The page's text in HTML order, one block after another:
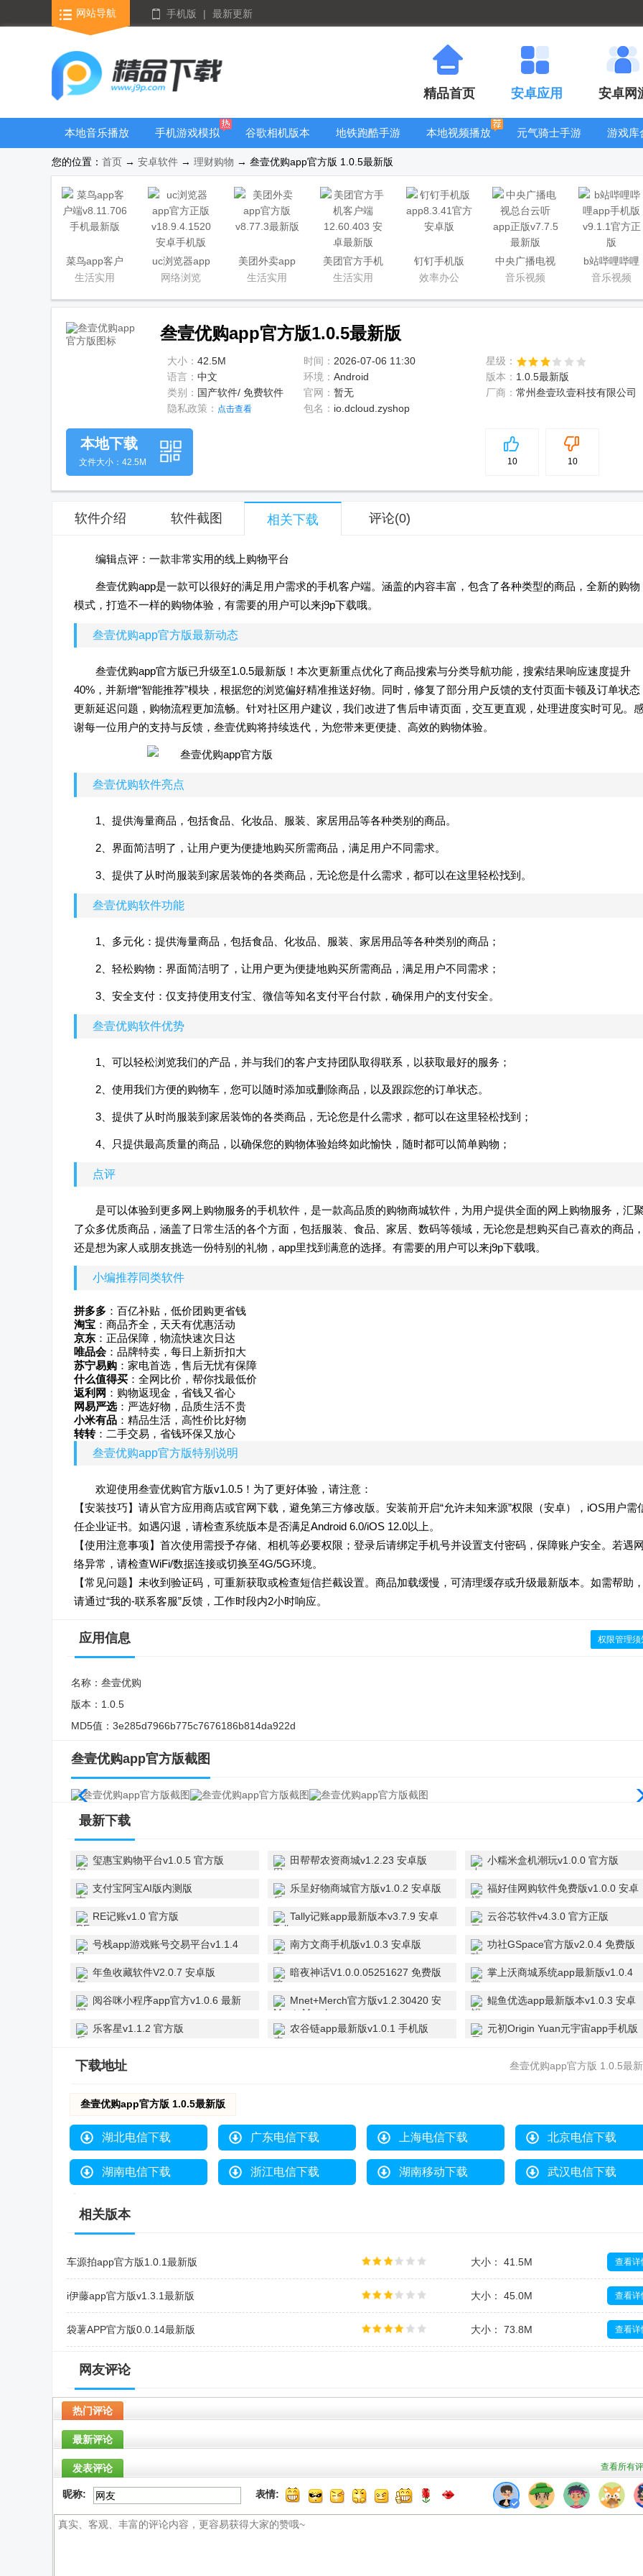
网站导航 手机版 | 最新更新
精品首页 安卓应用 安卓网
本地音乐播放
手机游戏模拟
器安卓版合集
谷歌相机版本
大全
地铁跑酷手游
大全
本地视频播放
元气骑士手游
游戏库
您的位置： 首页 → 安卓软件 → 理财购物 → 叁壹优购app官方版 1.0.5最新版
菜鸟app客户
端
生活实用
uc浏览器app
官方正版
网络浏览
美团外卖app
官方版
生活实用
美团官方手机
客户端
生活实用
钉钉手机版
app
效率办公
中央广播电视
总台云听app
音乐视频
b站哔哩哔哩
app手机版
音乐视频
叁壹优购app官方版1.0.5最新版
大小： 42.5M 时间： 2026-07-06 11:30
星级：
语言： 中文 环境： Android 版本： 1.0.5最新版
类别： 国产软件/ 免费软件 官网： 暂无 厂商： 常州叁壹玖壹科技有限公司
隐私政策： 点击查看 包名： io.dcloud.zyshop
5
10 10
本地下载
文件大小：42.5M
软件介绍 软件截图 相关下载 评论(0)
编辑点评：一款非常实用的线上购物平台
叁壹优购app是一款可以很好的满足用户需求的手机客户端。涵盖的内容丰富，包含了各种类型的商品，全新的购物
模式，打造不一样的购物体验，有需要的用户可以来j9p下载哦。
叁壹优购app官方版最新动态
叁壹优购app官方版已升级至1.0.5最新版！本次更新重点优化了商品搜索与分类导航功能，搜索结果响应速度提升
40%，并新增“智能推荐”模块，根据您的浏览偏好精准推送好物。同时，修复了部分用户反馈的支付页面卡顿及订单状态
更新延迟问题，购物流程更加流畅。针对社区用户建议，我们改进了售后申请页面，交互更直观，处理进度实时可见。
谢每一位用户的支持与反馈，叁壹优购将持续迭代，为您带来更便捷、高效的购物体验。
叁壹优购软件亮点
1、提供海量商品，包括食品、化妆品、服装、家居用品等各种类别的商品。
2、界面简洁明了，让用户更为便捷地购买所需商品，满足用户不同需求。
3、提供了从时尚服装到家居装饰的各类商品，无论您是什么需求，都可以在这里轻松找到。
叁壹优购软件功能
1、多元化：提供海量商品，包括食品、化妆品、服装、家居用品等各种类别的商品；
2、轻松购物：界面简洁明了，让用户更为便捷地购买所需商品，满足用户不同需求；
3、安全支付：仅支持使用支付宝、微信等知名支付平台付款，确保用户的支付安全。
叁壹优购软件优势
1、可以轻松浏览我们的产品，并与我们的客户支持团队取得联系，以获取最好的服务；
2、使用我们方便的购物车，您可以随时添加或删除商品，以及跟踪您的订单状态。
3、提供了从时尚服装到家居装饰的各类商品，无论您是什么需求，都可以在这里轻松找到；
4、只提供最高质量的商品，以确保您的购物体验始终如此愉快，随时都可以简单购物；
点评
是可以体验到更多网上购物服务的手机软件，是一款高品质的购物商城软件，为用户提供全面的网上购物服务，汇
了众多优质商品，涵盖了日常生活的各个方面，包括服装、食品、家居、数码等领域，无论您是想购买自己喜欢的商品
还是想为家人或朋友挑选一份特别的礼物，app里找到满意的选择。有需要的用户可以来j9p下载哦。
小编推荐同类软件
拼多多 ：百亿补贴，低价团购更省钱
淘宝 ：商品齐全，天天有优惠活动
京东 ：正品保障，物流快速次日达
唯品会：品牌特卖，每日上新折扣大
苏宁易购 ：家电首选，售后无忧有保障
什么值得买 ：全网比价，帮你找最低价
返利网 ：购物返现金，省钱又省心
网易严选：严选好物，品质生活不贵
小米有品 ：精品生活，高性价比好物
转转：二手交易，省钱环保又放心
叁壹优购app官方版特别说明
欢迎使用叁壹优购官方版v1.0.5！为了更好体验，请注意：
【安装技巧】请从官方应用商店或官网下载，避免第三方修改版。安装前开启“允许未知来源”权限（安卓），iOS用户需
任企业证书。如遇闪退，请检查系统版本是否满足Android 6.0/iOS 12.0以上。
【使用注意事项】首次使用需授予存储、相机等必要权限；登录后请绑定手机号并设置支付密码，保障账户安全。若遇
络异常，请检查WiFi/数据连接或切换至4G/5G环境。
【常见问题】未收到验证码，可重新获取或检查短信拦截设置。商品加载缓慢，可清理缓存或升级最新版本。如需帮助
请通过“我的-联系客服”反馈，工作时段内2小时响应。
应用信息 权限管理须
名称： 叁壹优购
版本： 1.0.5
MD5值： 3e285d7966b775c7676186b814da922d
叁壹优购app官方版截图
最新下载
玺惠宝购物平台v1.0.5 官方版 田帮帮农资商城v1.2.23 安卓版 小糯米盒机潮玩v1.0.0 官方版
支付宝阿宝AI版内测版
乐呈好物商城官方版v1.0.2 安卓版
福好佳网购软件免费版v1.0.0 安卓
RE记账v1.0 官方版
Tally记账app最新版本v3.7.9 安卓
云谷芯软件v4.3.0 官方正版
号栈app游戏账号交易平台v1.1.4
南方文商手机版v1.0.3 安卓版 功社GSpace官方版v2.0.4 免费版
年鱼收藏软件V2.0.7 安卓版 暗夜神话V1.0.0.05251627 免费版
掌上沃商城系统app最新版v1.0.4
阅谷咪小程序app官方v1.0.6 最新
Mnet+Merch官方版v1.2.30420 安
鲲鱼优选app最新版本v1.0.3 安卓
乐客星v1.1.2 官方版 农谷链app最新版v1.0.1 手机版
元初Origin Yuan元宇宙app手机版
下载地址 叁壹优购app官方版 1.0.5最
叁壹优购app官方版 1.0.5最新版
湖北电信下载 广东电信下载 上海电信下载 北京电信下载
湖南电信下载 浙江电信下载 湖南移动下载 武汉电信下载
相关版本
车源拍app官方版1.0.1最新版 大小： 41.5M 查看详
i伊藤app官方版v1.3.1最新版 大小： 45.0M 查看详
袋薯​APP官方版0.0.14最新版 大小： 73.8M 查看详
juice app官方中文版2.0.0最新版
兑吖app安卓版1.0.0最新版 大小： 7.6M 查看详
网友评论
热门评论
最新评论
发表评论 查看所有
昵称: 表情: